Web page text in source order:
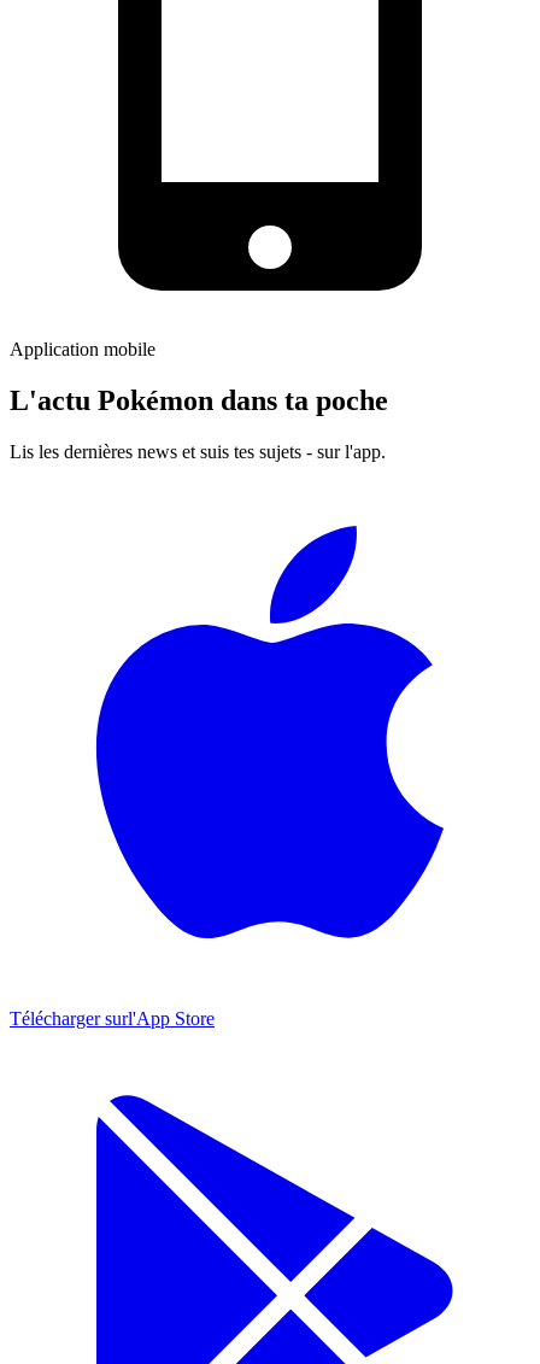
Application mobile
L'actu Pokémon dans ta poche
Lis les dernières news et suis tes sujets - sur l'app.
Télécharger surl'App Store